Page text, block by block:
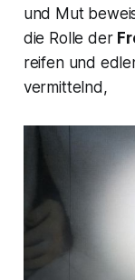
und Mut
die Rolle der
reifen und
vermittelnd,